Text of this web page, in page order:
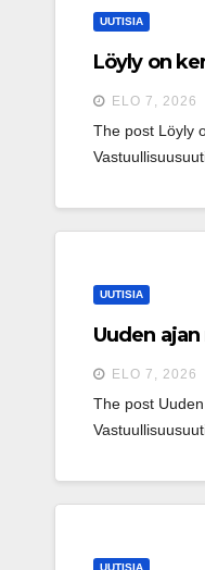
UUTISIA
Löyly on
ELO 7, 2026
The post Löyly
UUTISIA
Uuden
ELO 7, 2026
The post
UUTISIA